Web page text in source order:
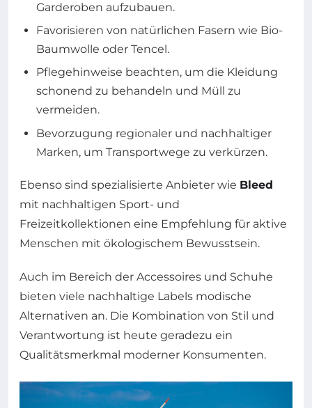
Garderoben aufzubauen.
Favorisieren von natürlichen Fasern wie Bio-
Baumwolle oder Tencel.
Pflegehinweise beachten, um die Kleidung
schonend zu behandeln und Müll zu
vermeiden.
Bevorzugung regionaler und nachhaltiger
Marken, um Transportwege zu verkürzen.
Ebenso sind spezialisierte Anbieter wie Bleed
mit nachhaltigen Sport- und
Freizeitkollektionen eine Empfehlung für aktive
Menschen mit ökologischem Bewusstsein.
Auch im Bereich der Accessoires und Schuhe
bieten viele nachhaltige Labels modische
Alternativen an. Die Kombination von Stil und
Verantwortung ist heute geradezu ein
Qualitätsmerkmal moderner Konsumenten.